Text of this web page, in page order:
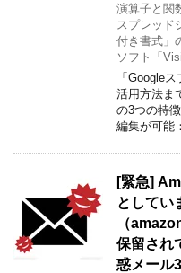
演算子と関
スプレッド
付き書式」
ソフト「
「Google
活用方法ま
の3つの特
編集が可能
[緊急]
としてい
（
保留され
惑メール